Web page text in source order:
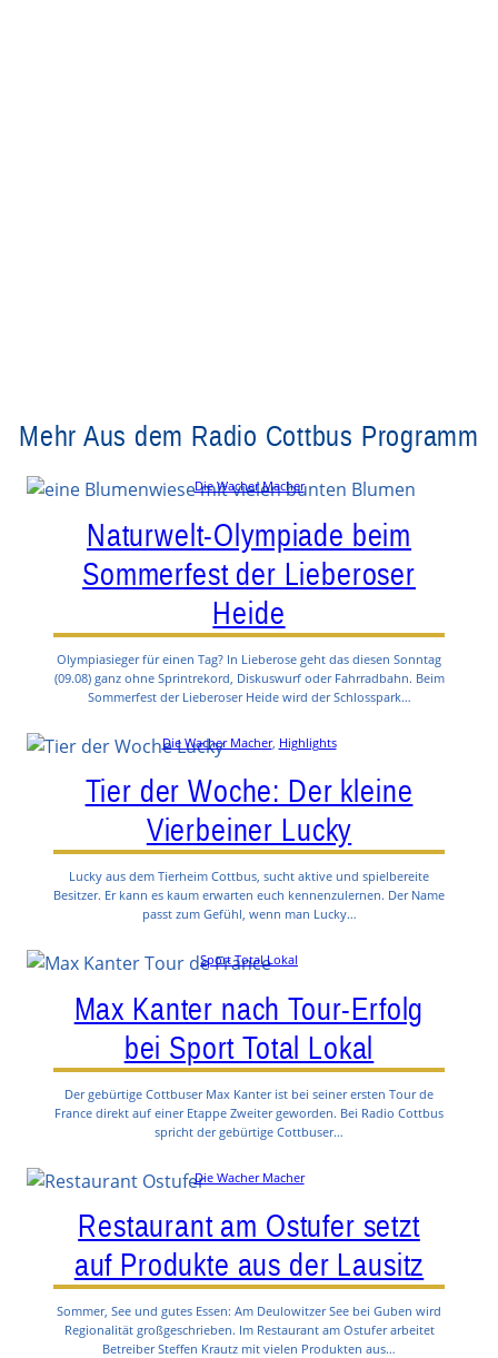
Mehr Aus dem Radio Cottbus Programm
Die Wacher Macher
Naturwelt-Olympiade beim
Sommerfest der Lieberoser
Heide
Olympiasieger für einen Tag? In Lieberose geht das diesen Sonntag
(09.08) ganz ohne Sprintrekord, Diskuswurf oder Fahrradbahn. Beim
Sommerfest der Lieberoser Heide wird der Schlosspark…
Die Wacher Macher, Highlights
Tier der Woche: Der kleine
Vierbeiner Lucky
Lucky aus dem Tierheim Cottbus, sucht aktive und spielbereite
Besitzer. Er kann es kaum erwarten euch kennenzulernen. Der Name
passt zum Gefühl, wenn man Lucky…
Sport Total Lokal
Max Kanter nach Tour-Erfolg
bei Sport Total Lokal
Der gebürtige Cottbuser Max Kanter ist bei seiner ersten Tour de
France direkt auf einer Etappe Zweiter geworden. Bei Radio Cottbus
spricht der gebürtige Cottbuser…
Die Wacher Macher
Restaurant am Ostufer setzt
auf Produkte aus der Lausitz
Sommer, See und gutes Essen: Am Deulowitzer See bei Guben wird
Regionalität großgeschrieben. Im Restaurant am Ostufer arbeitet
Betreiber Steffen Krautz mit vielen Produkten aus…